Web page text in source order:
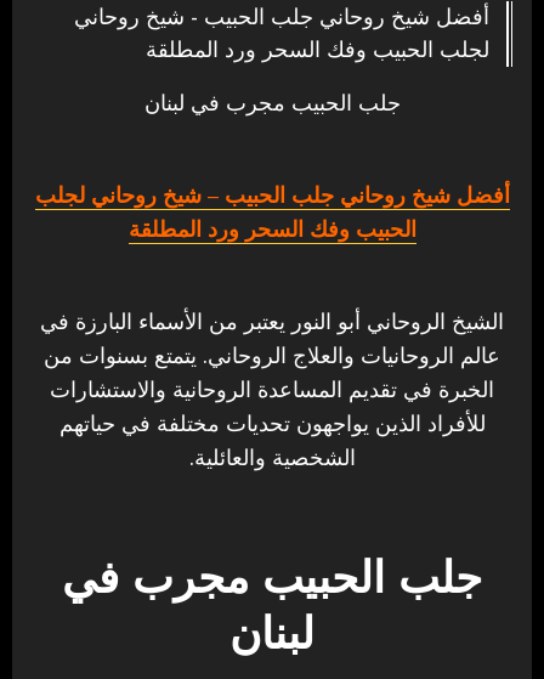
أفضل شيخ روحاني جلب الحبيب - شيخ روحاني
لجلب الحبيب وفك السحر ورد المطلقة
جلب الحبيب مجرب في لبنان
أفضل شيخ روحاني جلب الحبيب – شيخ روحاني لجلب
الحبيب وفك السحر ورد المطلقة
الشيخ الروحاني أبو النور يعتبر من الأسماء البارزة في
عالم الروحانيات والعلاج الروحاني. يتمتع بسنوات من
الخبرة في تقديم المساعدة الروحانية والاستشارات
للأفراد الذين يواجهون تحديات مختلفة في حياتهم
الشخصية والعائلية.
جلب الحبيب مجرب في
لبنان